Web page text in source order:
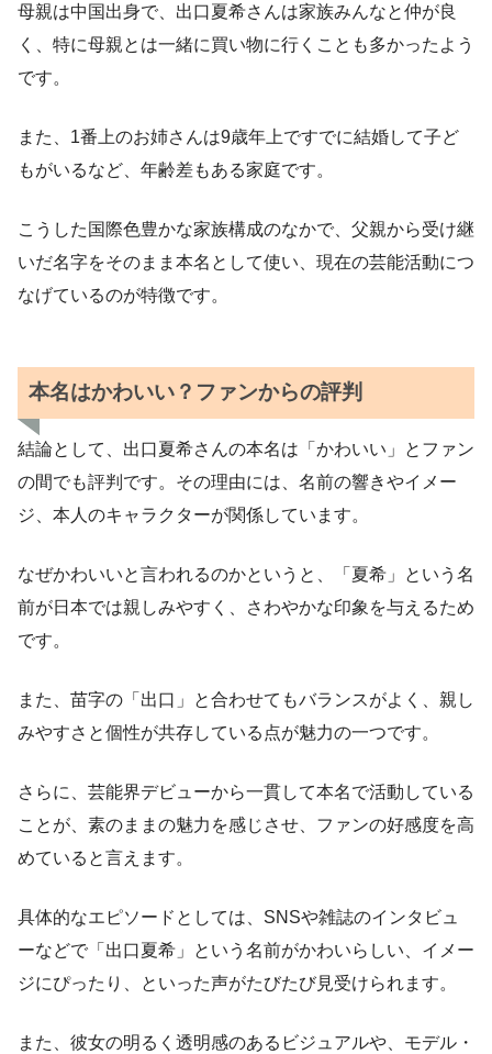
母親は中国出身で、出口夏希さんは家族みんなと仲が良
く、特に母親とは一緒に買い物に行くことも多かったよう
です。
また、1番上のお姉さんは9歳年上ですでに結婚して子ど
もがいるなど、年齢差もある家庭です。
こうした国際色豊かな家族構成のなかで、父親から受け継
いだ名字をそのまま本名として使い、現在の芸能活動につ
なげているのが特徴です。
本名はかわいい？ファンからの評判
結論として、出口夏希さんの本名は「かわいい」とファン
の間でも評判です。その理由には、名前の響きやイメー
ジ、本人のキャラクターが関係しています。
なぜかわいいと言われるのかというと、「夏希」という名
前が日本では親しみやすく、さわやかな印象を与えるため
です。
また、苗字の「出口」と合わせてもバランスがよく、親し
みやすさと個性が共存している点が魅力の一つです。
さらに、芸能界デビューから一貫して本名で活動している
ことが、素のままの魅力を感じさせ、ファンの好感度を高
めていると言えます。
具体的なエピソードとしては、SNSや雑誌のインタビュ
ーなどで「出口夏希」という名前がかわいらしい、イメー
ジにぴったり、といった声がたびたび見受けられます。
また、彼女の明るく透明感のあるビジュアルや、モデル・